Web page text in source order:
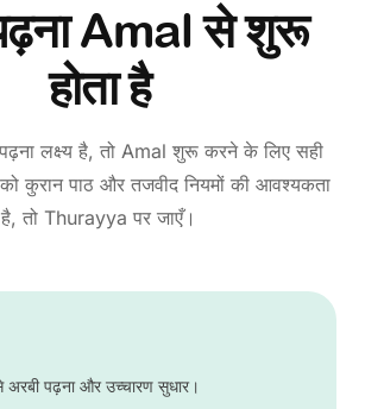
Amal से शुरू
होता है
लक्ष्य है, तो Amal शुरू करने के लिए सही
कुरान पाठ और तजवीद नियमों की आवश्यकता
है, तो Thurayya पर जाएँ।
अरबी पढ़ना और उच्चारण सुधार।